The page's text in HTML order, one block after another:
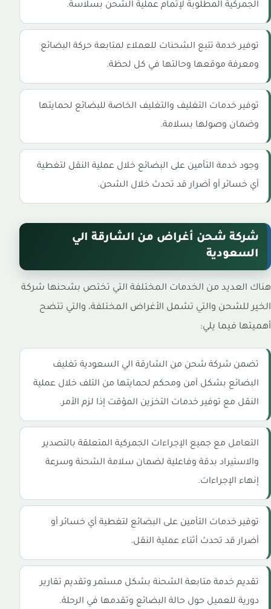
الجمركية المطلوبة لإتمام عملية الشحن بسلاسة.
توفير خدمة تتبع الشحنات للعملاء لمتابعة حركة البضائع
ومعرفة موقعها وحالتها في كل لحظة.
توفير خدمات التغليف والتغليف الخاصة للبضائع لحمايتها
وضمان وصولها بسلامة.
وجود خدمة التأمين على البضائع خلال عملية النقل لتغطية
أي خسائر أو أضرار قد تحدث خلال الشحن.
شركة شحن أغراض من الشارقة الي
السعودية
هناك العديد من الخدمات المختلفة التي تختص بشحنها شركة
الخير للشحن والتي تشمل الأغراض المختلفة، والتي تتضح
أهميتها فيما يلي:
تضمن شركة شحن من الشارقة الي السعودية تغليف
البضائع بشكل آمن ومحكم لحمايتها من التلف خلال عملية
النقل مع توفير خدمات التخزين المؤقت إذا لزم الأمر.
التعامل مع جميع الإجراءات الجمركية المتعلقة بالتصدير
والاستيراد بدقة وفاعلية لضمان سلامة الشحنة وسرعة
إنهاء الإجراءات.
توفير خدمات التأمين على البضائع لتغطية أي خسائر أو
أضرار قد تحدث أثناء عملية النقل.
تقديم خدمة متابعة الشحنة بشكل مستمر وتقديم تقارير
دورية للعميل حول حالة البضائع وتقدمها في الرحلة.